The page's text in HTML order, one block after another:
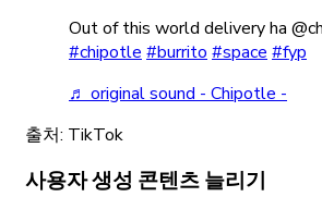
Out of this world delivery ha
#chipotle #burrito #space #fyp
♬ original sound - Chipotle -
출처: TikTok
사용자 생성 콘텐츠 늘리기